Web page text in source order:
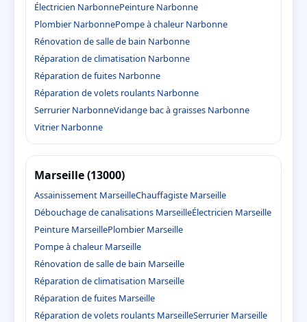
Électricien NarbonnePeinture Narbonne
Plombier NarbonnePompe à chaleur Narbonne
Rénovation de salle de bain Narbonne
Réparation de climatisation Narbonne
Réparation de fuites Narbonne
Réparation de volets roulants Narbonne
Serrurier NarbonneVidange bac à graisses Narbonne
Vitrier Narbonne
Marseille (13000)
Assainissement MarseilleChauffagiste Marseille
Débouchage de canalisations MarseilleÉlectricien Marseille
Peinture MarseillePlombier Marseille
Pompe à chaleur Marseille
Rénovation de salle de bain Marseille
Réparation de climatisation Marseille
Réparation de fuites Marseille
Réparation de volets roulants MarseilleSerrurier Marseille